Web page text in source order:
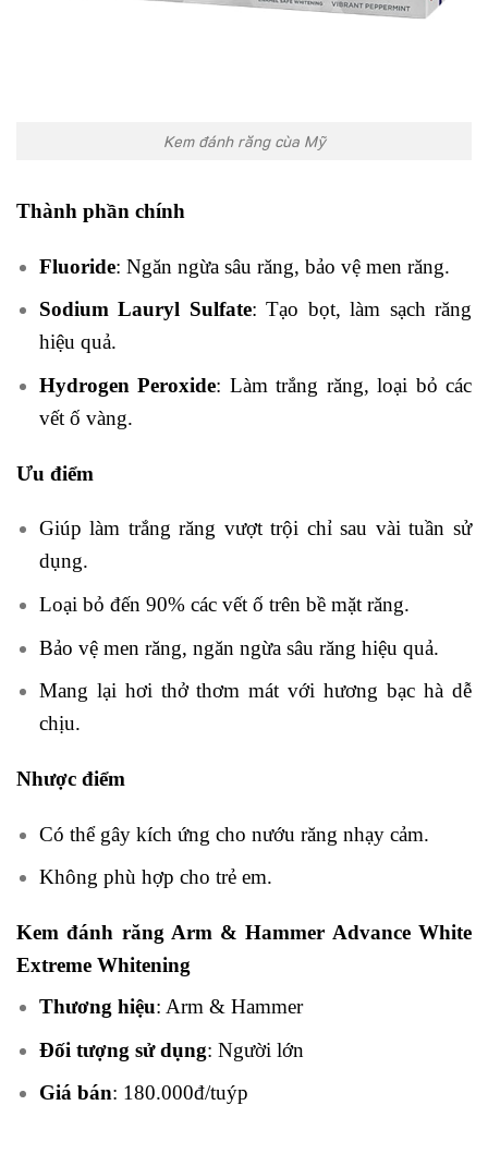
Kem đánh răng cùa Mỹ
Thành phần chính
Fluoride: Ngăn ngừa sâu răng, bảo vệ men răng.
Sodium Lauryl Sulfate: Tạo bọt, làm sạch răng
hiệu quả.
Hydrogen Peroxide: Làm trắng răng, loại bỏ các
vết ố vàng.
Ưu điểm
Giúp làm trắng răng vượt trội chỉ sau vài tuần sử
dụng.
Loại bỏ đến 90% các vết ố trên bề mặt răng.
Bảo vệ men răng, ngăn ngừa sâu răng hiệu quả.
Mang lại hơi thở thơm mát với hương bạc hà dễ
chịu.
Nhược điểm
Có thể gây kích ứng cho nướu răng nhạy cảm.
Không phù hợp cho trẻ em.
Kem đánh răng Arm & Hammer Advance White
Extreme Whitening
Thương hiệu: Arm & Hammer
Đối tượng sử dụng: Người lớn
Giá bán: 180.000đ/tuýp